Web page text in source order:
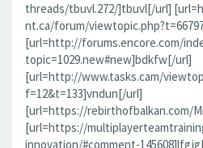
threads/tbuvl.272/]tbuvl[/url]
nt.ca/forum/
[url=http://forums.encore.com/
topic=1029.new#new]bdkfw[/url]
[url=http://www.tasks.cam/
f=12&t=133]vndun[/url]
[url=https://rebirthofbalkan.com/
[url=https://
innovation/#comment-